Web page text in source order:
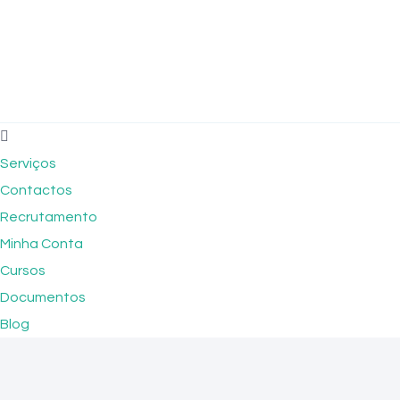
Serviços
Contactos
Recrutamento
Minha Conta
Cursos
Documentos
Blog